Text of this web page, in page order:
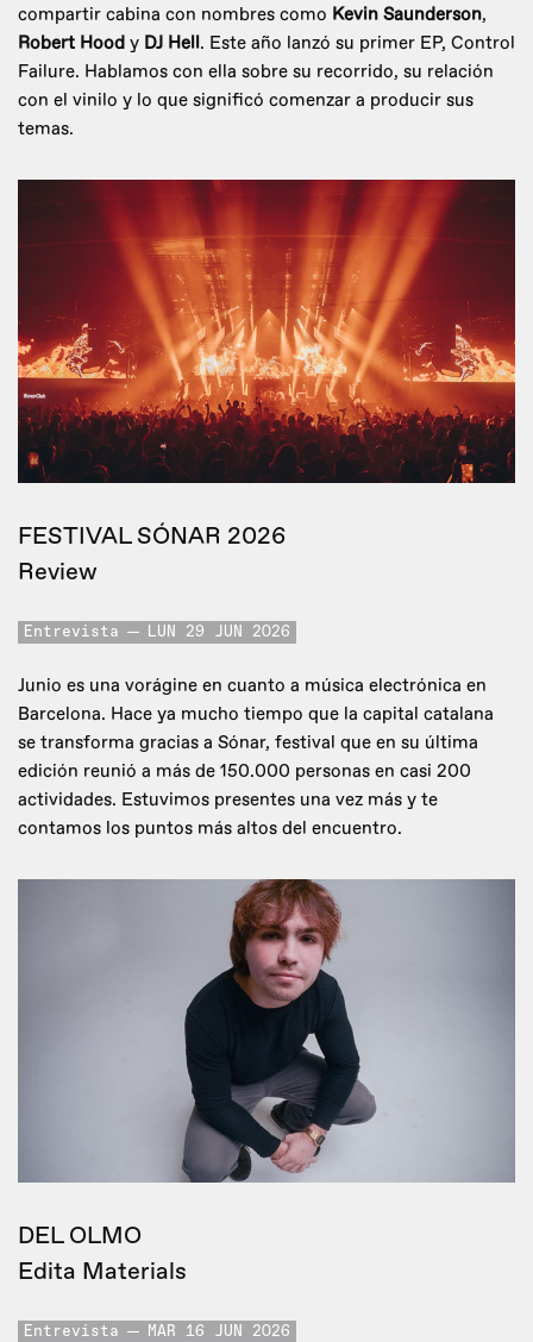
compartir cabina con nombres como Kevin Saunderson,
Robert Hood y DJ Hell. Este año lanzó su primer EP, Control
Failure. Hablamos con ella sobre su recorrido, su relación
con el vinilo y lo que significó comenzar a producir sus
temas.
FESTIVAL SÓNAR 2026
Review
Entrevista LUN 29 JUN 2026
Junio es una vorágine en cuanto a música electrónica en
Barcelona. Hace ya mucho tiempo que la capital catalana
se transforma gracias a Sónar, festival que en su última
edición reunió a más de 150.000 personas en casi 200
actividades. Estuvimos presentes una vez más y te
contamos los puntos más altos del encuentro.
DEL OLMO
Edita Materials
Entrevista MAR 16 JUN 2026